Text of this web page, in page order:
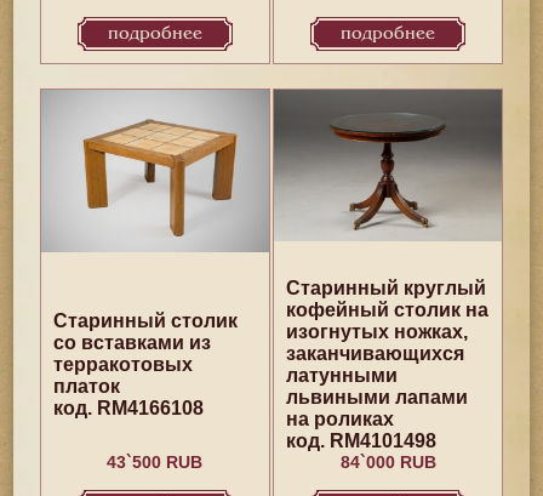
подробнее подробнее
Старинный столик
со вставками из
терракотовых
платок
код. RM4166108
43`500 RUB
Старинный круглый
кофейный столик на
изогнутых ножках,
заканчивающихся
латунными
львиными лапами
на роликах
код. RM4101498
84`000 RUB